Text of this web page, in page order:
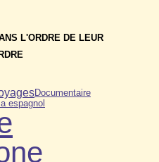
L'ORDRE DE LEUR
Documentaire
espagnol